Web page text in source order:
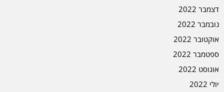
דצמבר 2022
נובמבר 2022
אוקטובר 2022
ספטמבר 2022
אוגוסט 2022
יולי 2022